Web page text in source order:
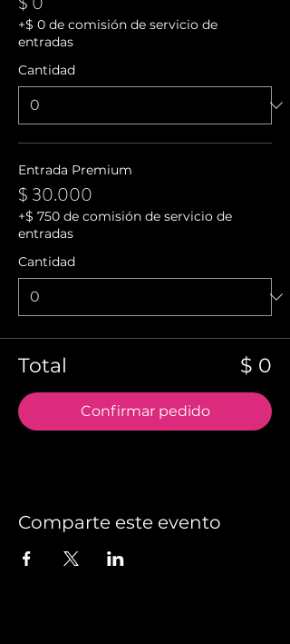
+$ 0 de comisión de servicio de
entradas
Cantidad
Entrada Premium
$ 30.000
+$ 750 de comisión de servicio de
entradas
Cantidad
Total $ 0
Confirmar pedido
Comparte este evento